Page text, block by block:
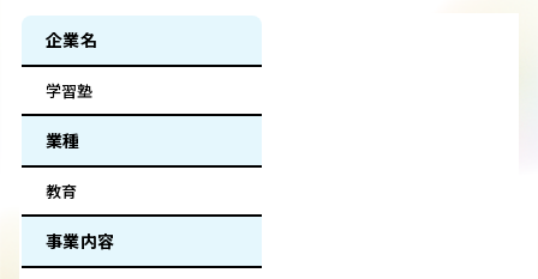
企業名
学習塾
業種
教育
事業内容